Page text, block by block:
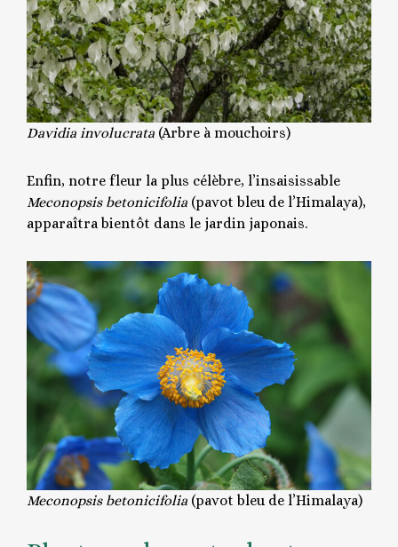
Davidia involucrata (Arbre à mouchoirs)
Enfin, notre fleur la plus célèbre, l’insaisissable
Meconopsis betonicifolia (pavot bleu de l’Himalaya),
apparaîtra bientôt dans le jardin japonais.
Meconopsis betonicifolia (pavot bleu de l’Himalaya)